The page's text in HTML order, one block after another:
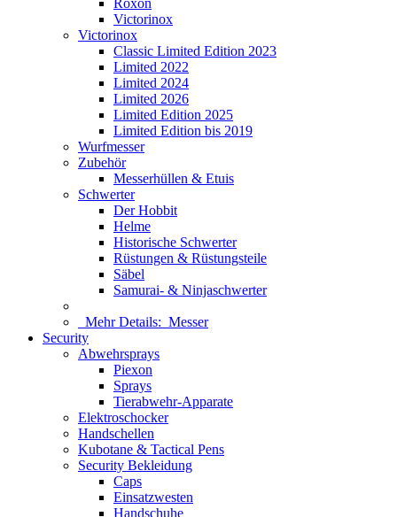
Roxon
Victorinox
Victorinox
Classic Limited Edition 2023
Limited 2022
Limited 2024
Limited 2026
Limited Edition 2025
Limited Edition bis 2019
Wurfmesser
Zubehör
Messerhüllen & Etuis
Schwerter
Der Hobbit
Helme
Historische Schwerter
Rüstungen & Rüstungsteile
Säbel
Samurai- & Ninjaschwerter
Mehr Details: Messer
Security
Abwehrsprays
Piexon
Sprays
Tierabwehr-Apparate
Elektroschocker
Handschellen
Kubotane & Tactical Pens
Security Bekleidung
Caps
Einsatzwesten
Handschuhe